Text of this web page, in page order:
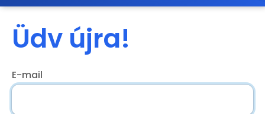
Üdv újra!
E-mail